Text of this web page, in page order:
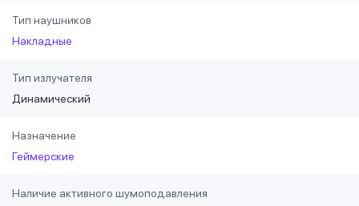
Тип наушников
Накладные
Тип излучателя
Динамический
Назначение
Геймерские
Наличие активного шумоподавления